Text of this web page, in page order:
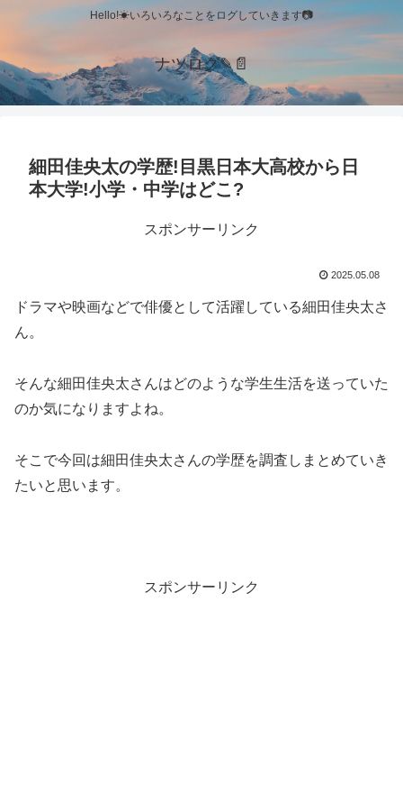
Hello!☀いろいろなことをログしていきます📷
ナツログ✎📄
細田佳央太の学歴!目黒日本大高校から日
本大学!小学・中学はどこ?
スポンサーリンク
2025.05.08
ドラマや映画などで俳優として活躍している細田佳央太さ
ん。
そんな細田佳央太さんはどのような学生生活を送っていた
のか気になりますよね。
そこで今回は細田佳央太さんの学歴を調査しまとめていき
たいと思います。
スポンサーリンク